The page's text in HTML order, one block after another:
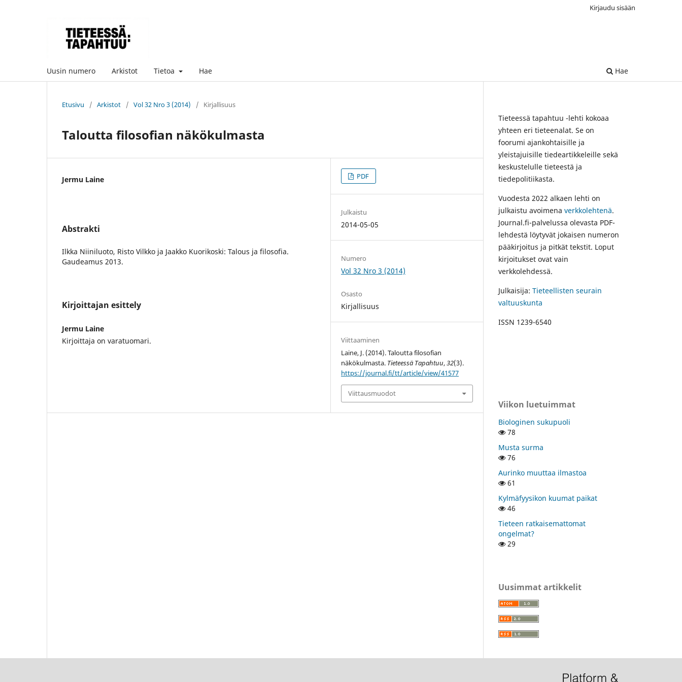
Uusin numero Arkistot Tietoa Hae Hae
Kirjaudu sisään
Etusivu / Arkistot / Vol 32 Nro 3 (2014) / Kirjallisuus
Taloutta filosofian näkökulmasta
Jermu Laine
Abstrakti
Ilkka Niiniluoto, Risto Vilkko ja Jaakko Kuorikoski: Talous ja filosofia.
Gaudeamus 2013.
Kirjoittajan esittely
Jermu Laine
Kirjoittaja on varatuomari.
PDF
Julkaistu
2014-05-05
Numero
Vol 32 Nro 3 (2014)
Osasto
Kirjallisuus
Viittaaminen
Laine, J. (2014). Taloutta filosofian
näkökulmasta. Tieteessä Tapahtuu,32(3).
https://journal.fi/tt/article/view/41577
Viittausmuodot
Tieteessä tapahtuu -lehti kokoaa
yhteen eri tieteenalat. Se on
foorumi ajankohtaisille ja
yleistajuisille tiedeartikkeleille sekä
keskustelulle tieteestä ja
tiedepolitiikasta.
Vuodesta 2022 alkaen lehti on
julkaistu avoimena verkkolehtenä.
Journal.fi-palvelussa olevasta PDF-
lehdestä löytyvät jokaisen numeron
pääkirjoitus ja pitkät tekstit. Loput
kirjoitukset ovat vain
verkkolehdessä.
Julkaisija: Tieteellisten seurain
valtuuskunta
ISSN 1239-6540
Viikon luetuimmat
Biologinen sukupuoli
78
Musta surma
76
Aurinko muuttaa ilmastoa
61
Kylmäfyysikon kuumat paikat
46
Tieteen ratkaisemattomat
ongelmat?
29
Uusimmat artikkelit